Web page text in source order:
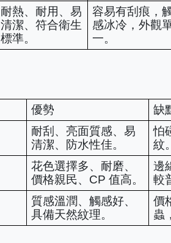
耐熱、耐用、易
清潔、符合衛生
標準。
容易有刮痕，
感冰冷，外觀
一。
優勢
缺
耐刮、亮面質感、易
清潔、防水性佳。
怕
紋
花色選擇多、耐磨、
價格親民、CP 值高。
邊
較
質感溫潤、觸感好、
具備天然紋理。
價
蟲